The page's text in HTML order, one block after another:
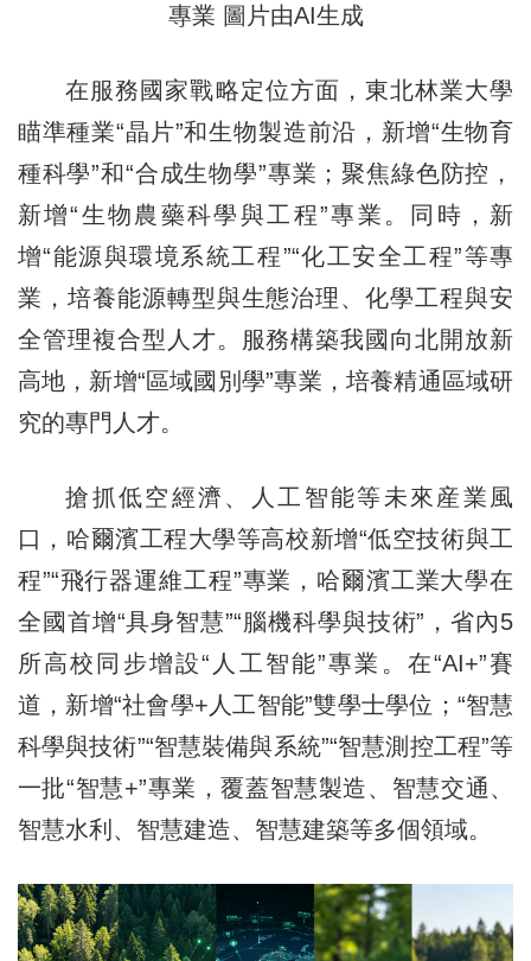
專業 圖片由AI生成
在服務國家戰略定位方面，東北林業大學
瞄準種業“晶片”和生物製造前沿，新增“生物育
種科學”和“合成生物學”專業；聚焦綠色防控，
新增“生物農藥科學與工程”專業。同時，新
增“能源與環境系統工程”“化工安全工程”等專
業，培養能源轉型與生態治理、化學工程與安
全管理複合型人才。服務構築我國向北開放新
高地，新增“區域國別學”專業，培養精通區域研
究的專門人才。
搶抓低空經濟、人工智能等未來産業風
口，哈爾濱工程大學等高校新增“低空技術與工
程”“飛行器運維工程”專業，哈爾濱工業大學在
全國首增“具身智慧”“腦機科學與技術”，省內5
所高校同步增設“人工智能”專業。在“AI+”賽
道，新增“社會學+人工智能”雙學士學位；“智慧
科學與技術”“智慧裝備與系統”“智慧測控工程”等
一批“智慧+”專業，覆蓋智慧製造、智慧交通、
智慧水利、智慧建造、智慧建築等多個領域。